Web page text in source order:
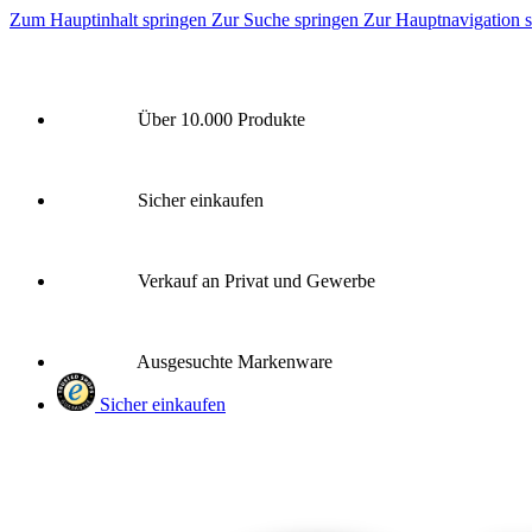
Zum Hauptinhalt springen Zur Suche springen Zur Hauptnavigation
Über 10.000 Produkte
Sicher einkaufen
Verkauf an Privat und Gewerbe
Ausgesuchte Markenware
Sicher einkaufen